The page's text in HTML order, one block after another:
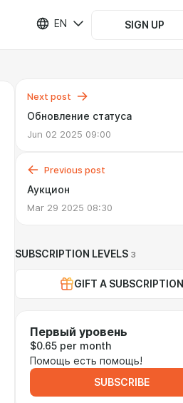
EN SIGN UP
Next post
Обновление статуса
Jun 02 2025 09:00
Previous post
Аукцион
Mar 29 2025 08:30
SUBSCRIPTION LEVELS 3
GIFT A SUBSCRIPTION
Первый уровень
$0.65 per month
Помощь есть помощь!
SUBSCRIBE